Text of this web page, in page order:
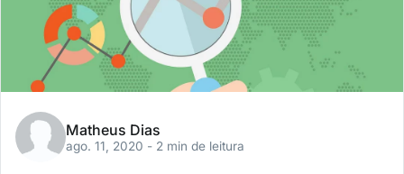
Matheus Dias
ago. 11, 2020 - 2 min de leitura